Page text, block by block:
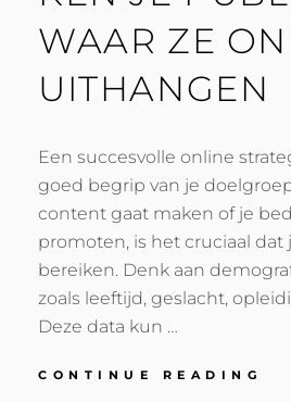
WAAR ZE
UITHANGEN
Een succesvolle online
goed begrip van je
content gaat maken of je
promoten, is het cruciaal dat
bereiken. Denk aan
zoals leeftijd, geslacht,
Deze data kun …
CONTINUE READING